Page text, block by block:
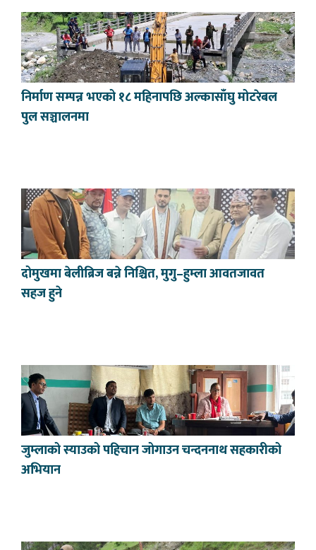
निर्माण सम्पन्न भएको १८ महिनापछि अल्कासाँघु मोटरेबल
पुल सञ्चालनमा
दोमुखमा बेलीब्रिज बन्ने निश्चित, मुगु–हुम्ला आवतजावत
सहज हुने
जुम्लाको स्याउको पहिचान जोगाउन चन्दननाथ सहकारीको
अभियान